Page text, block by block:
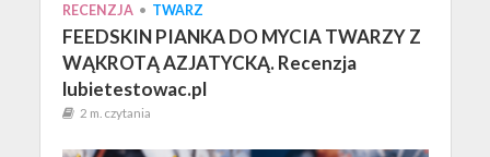
RECENZJA • TWARZ
FEEDSKIN PIANKA DO MYCIA TWARZY Z
WĄKROTĄ AZJATYCKĄ. Recenzja
lubietestowac.pl
2 m. czytania